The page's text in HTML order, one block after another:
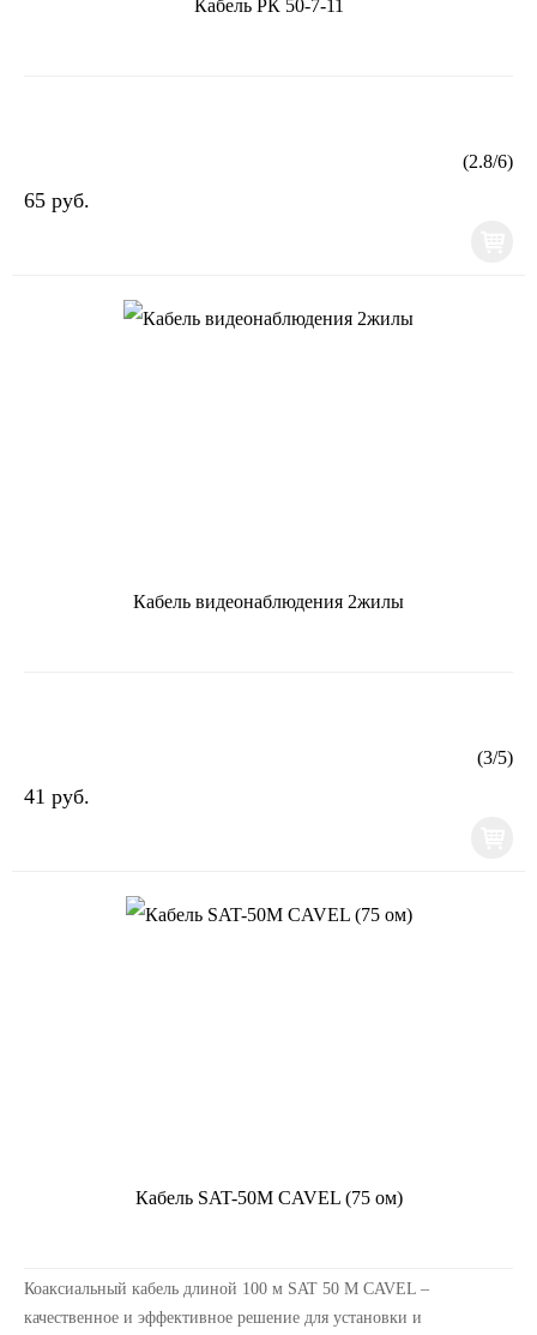
Кабель РК 50-7-11
(2.8/6)
65 руб.
Кабель видеонаблюдения 2жилы
(3/5)
41 руб.
Кабель SAT-50M CAVEL (75 ом)
Коаксиальный кабель длиной 100 м SAT 50 M CAVEL –
качественное и эффективное решение для установки и